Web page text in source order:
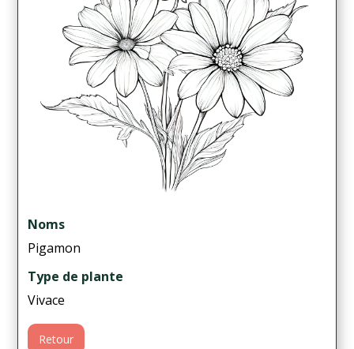
Noms
Pigamon
Type de plante
Vivace
Retour